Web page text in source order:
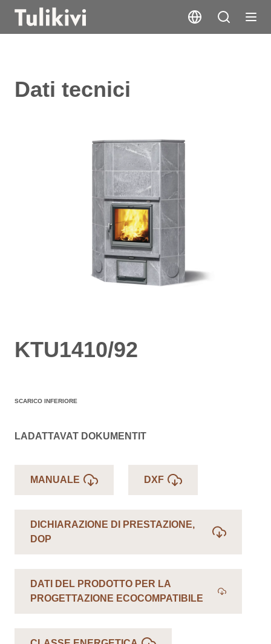
Dati tecnici
KTU1410/92
SCARICO INFERIORE
LADATTAVAT DOKUMENTIT
MANUALE DXF
DICHIARAZIONE DI PRESTAZIONE,
DOP
DATI DEL PRODOTTO PER LA
PROGETTAZIONE ECOCOMPATIBILE